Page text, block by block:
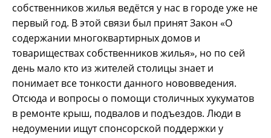
собственников жилья ведётся у нас в городе уже не
первый год. В этой связи был принят Закон «О
содержании многоквартирных домов и
товариществах собственников жилья», но по сей
день мало кто из жителей столицы знает и
понимает все тонкости данного нововведения.
Отсюда и вопросы о помощи столичных хукуматов
в ремонте крыш, подвалов и подъездов. Люди в
недоумении ищут спонсорской поддержки у